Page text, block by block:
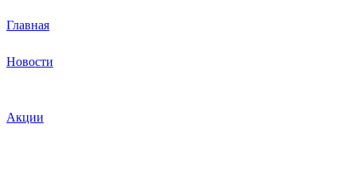
Главная
Новости
Акции